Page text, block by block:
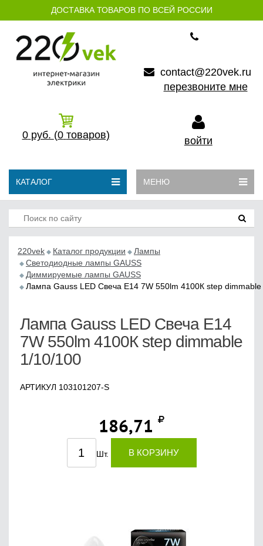
ДОСТАВКА ТОВАРОВ ПО ВСЕЙ РОССИИ
contact@220vek.ru
перезвоните мне
0 руб. (0 товаров) войти
КАТАЛОГ МЕНЮ
220vek Каталог продукции
Лампы
Светодиодные лампы GAUSS
Диммируемые лампы GAUSS
Лампа Gauss LED Свеча E14 7W 550lm 4100К step
Лампа Gauss LED Свеча E14
7W 550lm 4100К step dimmable
1/10/100
АРТИКУЛ 103101207-S
186,71
Шт. В КОРЗИНУ